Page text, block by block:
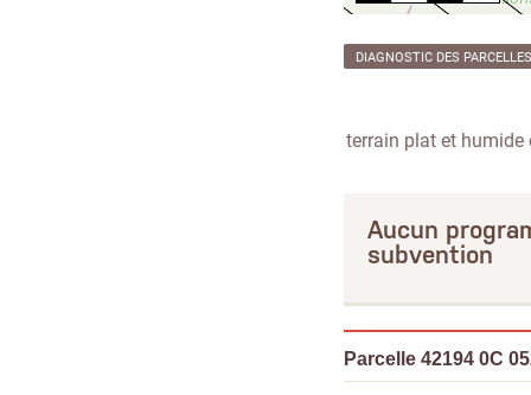
DIAGNOSTIC DES PARCELLES
terrain plat et
Aucun
subvention
Parcelle 42194 0C